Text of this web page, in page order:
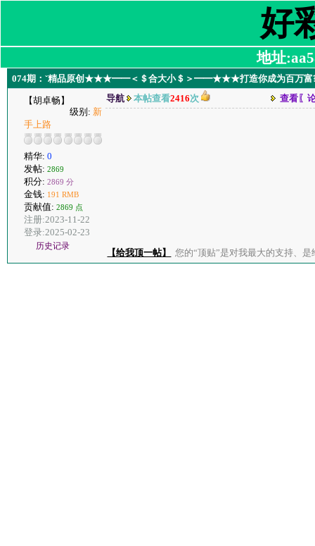
好
地址
074期：ˇ精品原创★★★━━＜＄合大小＄＞━━★★★打造你成为百万富
【胡卓畅】
级别: 新
手上路
精华: 0
发帖: 2869
积分: 2869 分
金钱: 191 RMB
贡献值: 2869 点
注册:2023-11-22
登录:2025-02-23
历史记录
导航 本帖查看2416次 查看〖
【给我顶一帖】 您的“顶贴”是对我最大的支持、